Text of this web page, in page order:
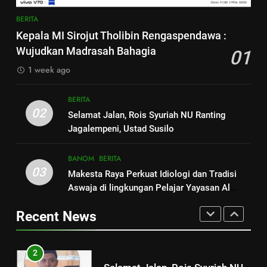
8
KADIR BIN SASTROHAMIJOYO,
SANTRI PRIYAYI YANG IKHLAS
ARTIKEL DAN OPINI
Rengaspendawa : Wujudkan
Madrasah Bahagia
BERITA
2
Selamat Jalan, Rois Syuriah NU
Ranting Jagalempeni, Ustad
3
Makesta Raya Perkuat Idiologi
BERITA
Kepala MI Sirojut Tholibin Rengaspendawa :
Wujudkan Madrasah Bahagia
01
1 week ago
02
BERITA
Selamat Jalan, Rois Syuriah NU Ranting
Jagalempeni, Ustad Susilo
03
BANOM BERITA
Makesta Raya Perkuat Idiologi dan Tradisi
Aswaja di lingkungan Pelajar Yayasan Al
Recent News
Geopolitik
7
MENEMUKAN JEJAK LOKASI
KERATON DEMAK
MENGENAL MBAH ABDUL
KADIR BIN SASTROHAMIJOYO,
DAN MERAKYAT
1
Kepala MI Sirojut Tholibin
Rengaspendawa : Wujudkan
2